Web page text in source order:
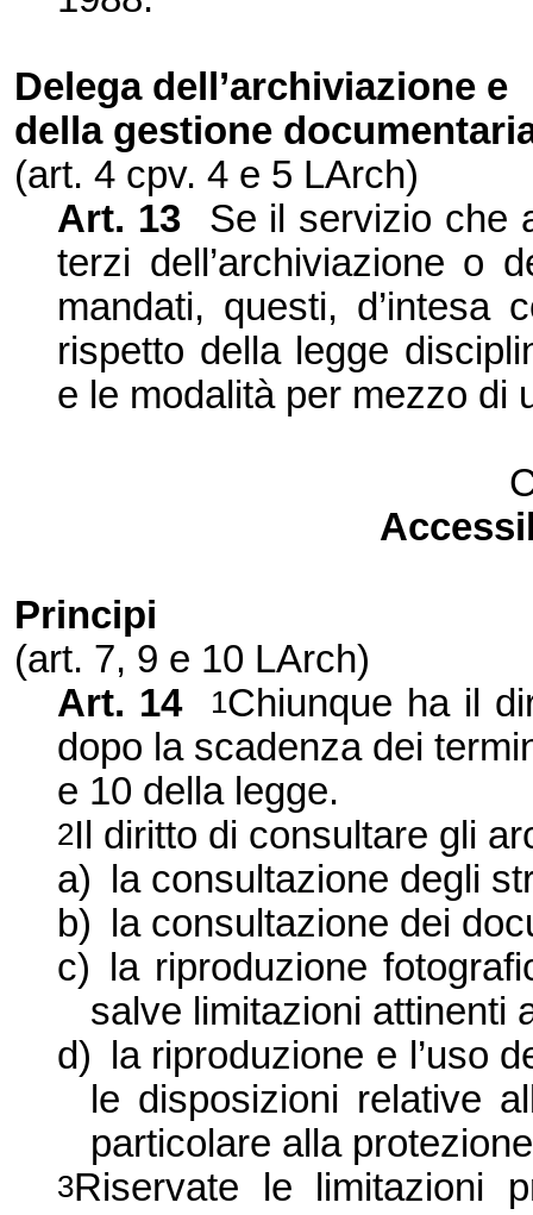
Delega dell’archiviazione e
della gestione
(art. 4 cpv. 4 e 5 LArch)
Art. 13
Se il servizio che
terzi dell’archiviazione o
mandati, questi, d’intesa
rispetto della legge
e le modalità per mezzo di
Principi
(art. 7, 9 e 10 LArch)
Art. 14
1Chiunque ha il
dopo la scadenza dei
e 10 della legge.
2Il diritto di consultare gli
a)
la consultazione degli
b)
la consultazione dei
c)
la riproduzione
salve limitazioni attinenti
d)
la riproduzione e l’uso
le disposizioni relative
particolare alla
3Riservate le limitazioni